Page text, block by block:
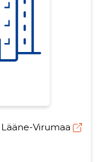
Lääne-Virumaa